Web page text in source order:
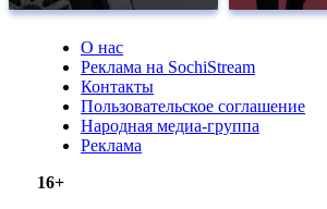
О нас
Реклама на SochiStream
Контакты
Пользовательское соглашение
Народная медиа-группа
Реклама
16+